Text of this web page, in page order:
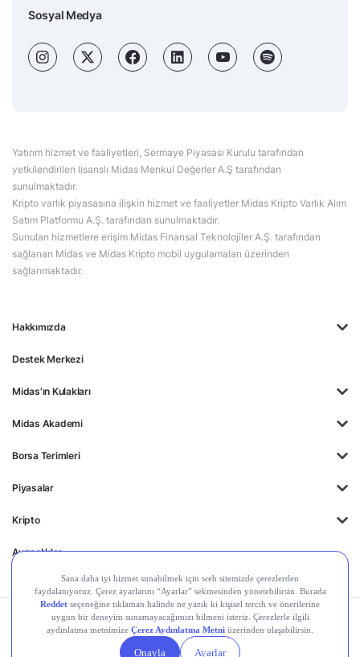
Hakkımızda
Destek Merkezi
Midas'ın Kulakları
Midas Akademi
Borsa Terimleri
Piyasalar
Kripto
Ayrıcalıklar
Sosyal Medya
Yatırım hizmet ve faaliyetleri, Sermaye Piyasası Kurulu tarafından
yetkilendirilen lisanslı Midas Menkul Değerler A.Ş tarafından
sunulmaktadır.
Kripto varlık piyasasına ilişkin hizmet ve faaliyetler Midas Kripto Varlık Alım
Satım Platformu A.Ş. tarafından sunulmaktadır.
Sunulan hizmetlere erişim Midas Finansal Teknolojiler A.Ş. tarafından
sağlanan Midas ve Midas Kripto mobil uygulamaları üzerinden
sağlanmaktadır.
Kişisel Verilerin
Gizlilik
Politikası
Yasal
Duyurular
Çerez